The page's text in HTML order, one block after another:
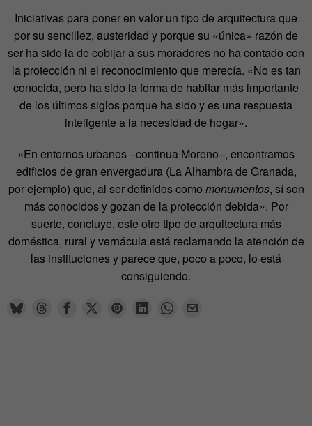
Iniciativas para poner en valor un tipo de arquitectura que
por su sencillez, austeridad y porque su «única» razón de
ser ha sido la de cobijar a sus moradores no ha contado con
la protección ni el reconocimiento que merecía. «No es tan
conocida, pero ha sido la forma de habitar más importante
de los últimos siglos porque ha sido y es una respuesta
inteligente a la necesidad de hogar».
«En entornos urbanos –continua Moreno–, encontramos
edificios de gran envergadura (La Alhambra de Granada,
por ejemplo) que, al ser definidos como monumentos, sí son
más conocidos y gozan de la protección debida». Por
suerte, concluye, este otro tipo de arquitectura más
doméstica, rural y vernácula está reclamando la atención de
las instituciones y parece que, poco a poco, lo está
consiguiendo.